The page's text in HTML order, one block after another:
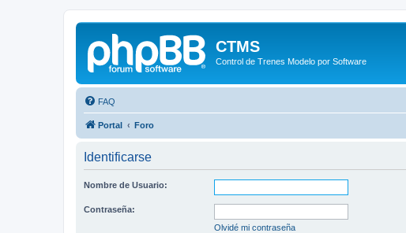
CTMS
Control de Trenes Modelo por Software
FAQ
Portal Foro
Identificarse
Nombre de Usuario:
Contraseña:
Olvidé mi contraseña